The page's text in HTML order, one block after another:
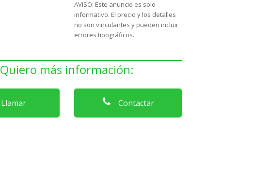
AVISO: Este anuncio es solo
informativo. El precio y los detalles
no son vinculantes y pueden incluir
errores tipográficos.
Quiero más información:
Llamar Contactar